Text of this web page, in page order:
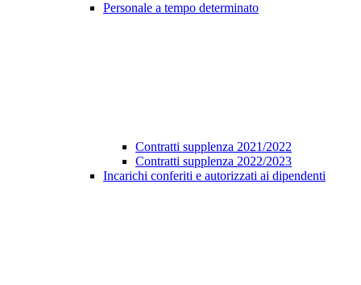
Personale a tempo determinato
Contratti supplenza 2021/2022
Contratti supplenza 2022/2023
Incarichi conferiti e autorizzati ai dipendenti